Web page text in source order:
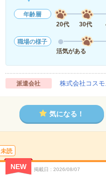
年齢層
20代
30代
職場の様子
活気がある
派遣会社 株式会社コスモ
気になる！
未読
NEW 掲載日 2026/08/07